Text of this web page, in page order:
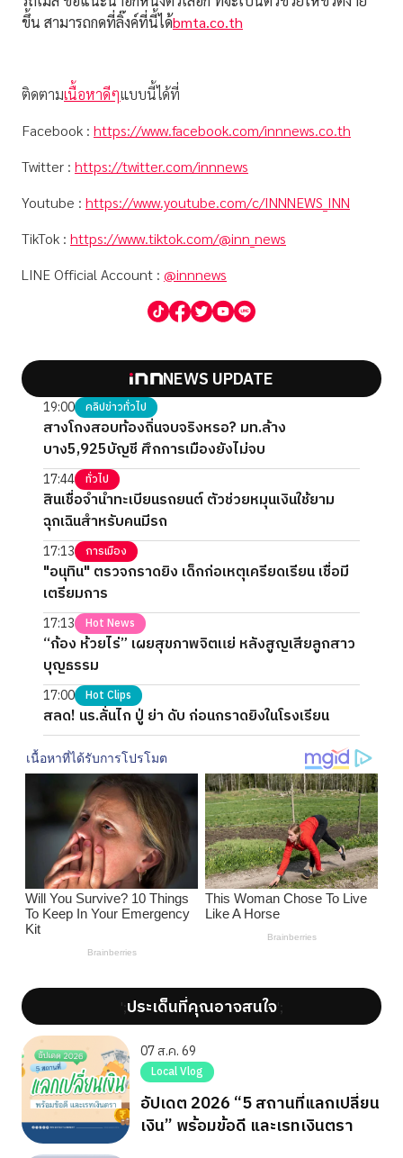
ขึ้น สามารถกดที่ลิ๊งค์ที่นี้ได้bmta.co.th
ติดตามเนื้อหาดีๆแบบนี้ได้ที่
Facebook : https://www.facebook.com/innnews.co.th
Twitter : https://twitter.com/innnews
Youtube : https://www.youtube.com/c/INNNEWS_INN
TikTok : https://www.tiktok.com/@inn_news
LINE Official Account : @innnews
NEWS UPDATE
19:00 คลิปข่าวทั่วไป
สางโกงสอบท้องถิ่นจบจริงหรอ? มท.ล้าง
บาง5,925บัญชี ศึกการเมืองยังไม่จบ
17:44 ทั่วไป
สินเชื่อจำนำทะเบียนรถยนต์ ตัวช่วยหมุนเงินใช้ยาม
ฉุกเฉินสำหรับคนมีรถ
17:13 การเมือง
"อนุทิน" ตรวจกราดยิง เด็กก่อเหตุเครียดเรียน เชื่อมี
เตรียมการ
17:13 Hot News
“ก้อง ห้วยไร่” เผยสุขภาพจิตแย่ หลังสูญเสียลูกสาว
บุญธรรม
17:00 Hot Clips
สลด! นร.ลั่นไก ปู่ ย่า ดับ ก่อนกราดยิงในโรงเรียน
';ประเด็นที่คุณอาจสนใจ';
07 ส.ค. 69
Local Vlog
อัปเดต 2026 “5 สถานที่แลกเปลี่ยน
เงิน” พร้อมข้อดี และเรทเงินตรา